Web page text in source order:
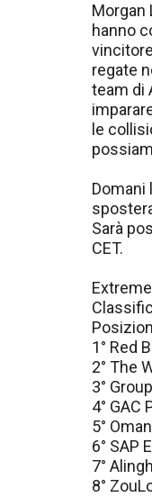
Morgan
hanno
regate
team di
le
Domani
Sarà
CET.
1° Red
2° The
3°
4° GAC
5°
6° SAP
7°
8°